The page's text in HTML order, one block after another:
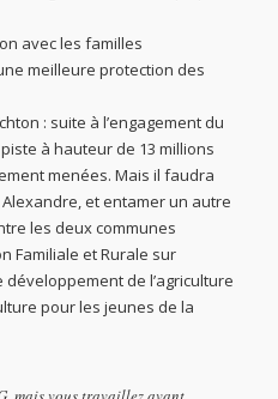
avec les familles
meilleure protection des
: suite à l’engagement du
à hauteur de 13 millions
menées. Mais il faudra
et entamer un autre
les deux communes
Familiale et Rurale sur
de l’agriculture
pour les jeunes de la